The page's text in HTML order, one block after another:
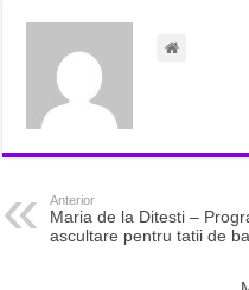
Anterior
Maria de la Ditesti –
ascultare pentru tatii de